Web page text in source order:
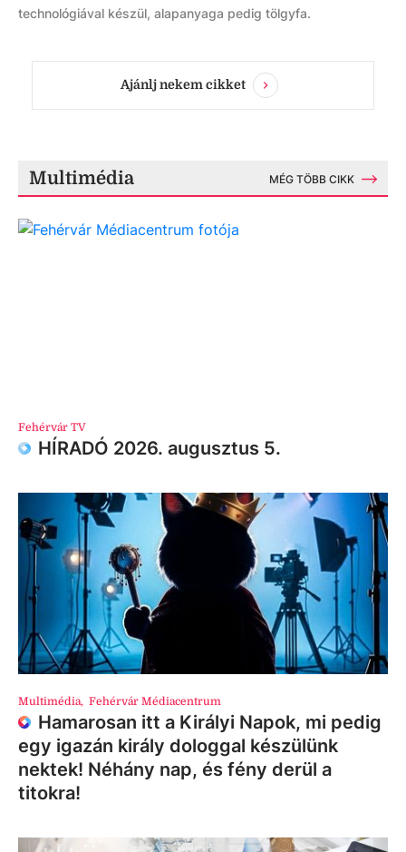
technológiával készül, alapanyaga pedig tölgyfa.
Ajánlj nekem cikket
Multimédia MÉG TÖBB CIKK
Fehérvár TV
HÍRADÓ 2026. augusztus 5.
Multimédia, Fehérvár Médiacentrum
Hamarosan itt a Királyi Napok, mi pedig
egy igazán király dologgal készülünk
nektek! Néhány nap, és fény derül a
titokra!